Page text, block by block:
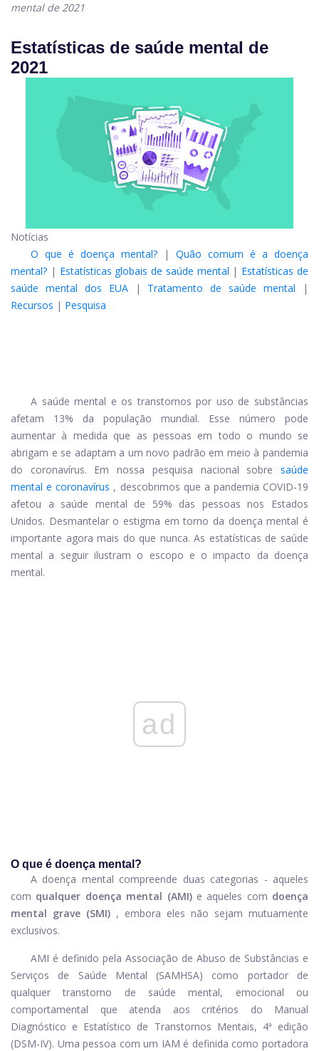
mental de 2021
Estatísticas de saúde mental de
2021
Notícias
O que é doença mental? | Quão comum é a doença
mental? | Estatísticas globais de saúde mental | Estatísticas de
saúde mental dos EUA| Tratamento de saúde mental |
Recursos | Pesquisa
A saúde mental e os transtornos por uso de substâncias
afetam 13% da população mundial. Esse número pode
aumentar à medida que as pessoas em todo o mundo se
abrigam e se adaptam a um novo padrão em meio à pandemia
do coronavírus. Em nossa pesquisa nacional sobre saúde
mental e coronavírus , descobrimos que a pandemia COVID-19
afetou a saúde mental de 59% das pessoas nos Estados
Unidos. Desmantelar o estigma em torno da doença mental é
importante agora mais do que nunca. As estatísticas de saúde
mental a seguir ilustram o escopo e o impacto da doença
mental.
ad
O que é doença mental?
A doença mental compreende duas categorias - aqueles
com qualquer doença mental (AMI)e aqueles com doença
mental grave (SMI) , embora eles não sejam mutuamente
exclusivos.
AMI é definido pela Associação de Abuso de Substâncias e
Serviços de Saúde Mental (SAMHSA) como portador de
qualquer transtorno de saúde mental, emocional ou
comportamental que atenda aos critérios do Manual
Diagnóstico e Estatístico de Transtornos Mentais, 4ª edição
(DSM-IV). Uma pessoa com um IAM é definida como portadora